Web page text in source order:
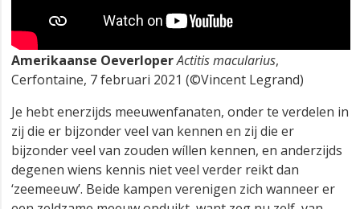
Amerikaanse OeverloperActitis macularius,
Cerfontaine, 7 februari 2021 (©Vincent Legrand)
Je hebt enerzijds meeuwenfanaten, onder te verdelen in
zij die er bijzonder veel van kennen en zij die er
bijzonder veel van zouden wíllen kennen, en anderzijds
degenen wiens kennis niet veel verder reikt dan
‘zeemeeuw’. Beide kampen verenigen zich wanneer er